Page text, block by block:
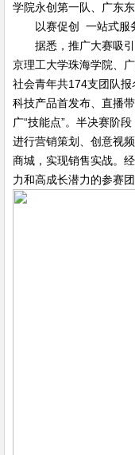
学院永创第一队、广东
以赛促创 一站式服
据悉，推广大赛吸
京理工大学珠海学院、
社会青年共174支团队
科技产品首发布、直播
广“技能点”。半决赛阶
进行营销策划、创意视
商城，实现销售实战。
力和高成长潜力的参赛